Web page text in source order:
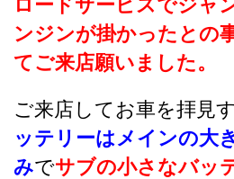
ンジンが掛かったとの
てご来店願いました。
ご来店してお車を拝見
ッテリーはメインの大
みでサブの小さなバッ